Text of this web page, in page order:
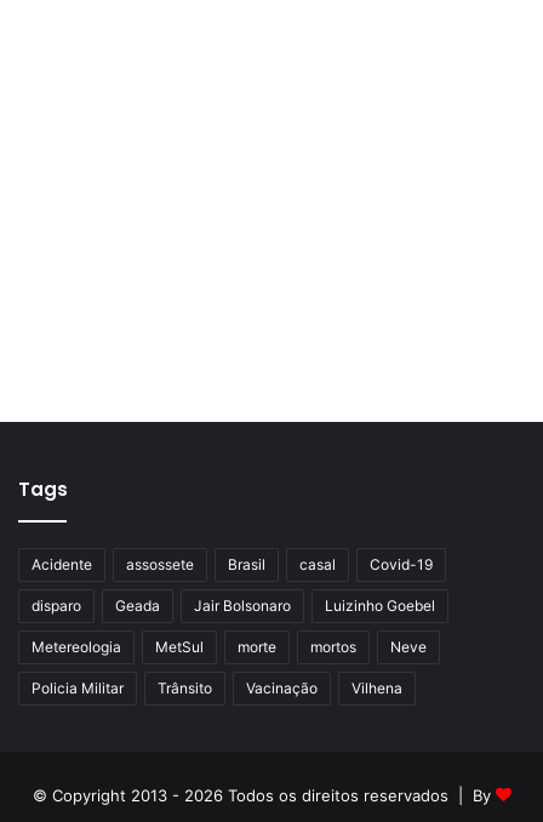
Tags
Acidente assossete Brasil casal Covid-19
disparo Geada Jair Bolsonaro Luizinho Goebel
Metereologia MetSul morte mortos Neve
Policia Militar Trânsito Vacinação Vilhena
© Copyright 2013 - 2026 Todos os direitos reservados | By